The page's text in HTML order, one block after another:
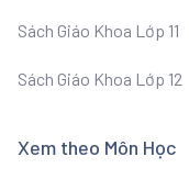
Sách Giáo Khoa Lớp 11
Sách Giáo Khoa Lớp 12
Xem theo Môn Học